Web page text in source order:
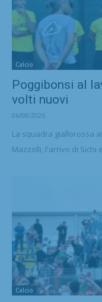
Calcio
Poggibonsi al
volti nuovi
06/08/2026
La squadra giallorossa
Mazzolli, l'arrivo di Sichi
Calcio